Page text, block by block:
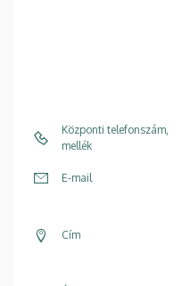
Központi telefonszám,
mellék
E-mail
Cím